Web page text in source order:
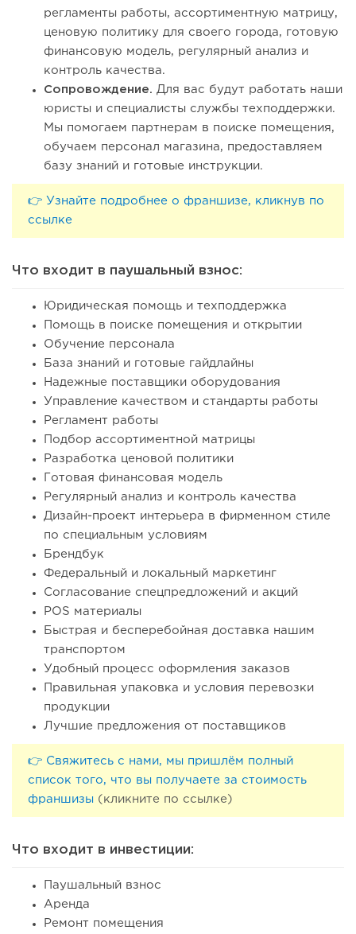
регламенты работы, ассортиментную матрицу,
ценовую политику для своего города, готовую
финансовую модель, регулярный анализ и
контроль качества.
Сопровождение. Для вас будут работать наши
юристы и специалисты службы техподдержки.
Мы помогаем партнерам в поиске помещения,
обучаем персонал магазина, предоставляем
базу знаний и готовые инструкции.
👉 Узнайте подробнее о франшизе, кликнув по
ссылке
Что входит в паушальный взнос:
Юридическая помощь и техподдержка
Помощь в поиске помещения и открытии
Обучение персонала
База знаний и готовые гайдлайны
Надежные поставщики оборудования
Управление качеством и стандарты работы
Регламент работы
Подбор ассортиментной матрицы
Разработка ценовой политики
Готовая финансовая модель
Регулярный анализ и контроль качества
Дизайн-проект интерьера в фирменном стиле
по специальным условиям
Брендбук
Федеральный и локальный маркетинг
Согласование спецпредложений и акций
POS материалы
Быстрая и бесперебойная доставка нашим
транспортом
Удобный процесс оформления заказов
Правильная упаковка и условия перевозки
продукции
Лучшие предложения от поставщиков
👉 Свяжитесь с нами, мы пришлём полный
список того, что вы получаете за стоимость
франшизы (кликните по ссылке)
Что входит в инвестиции:
Паушальный взнос
Аренда
Ремонт помещения